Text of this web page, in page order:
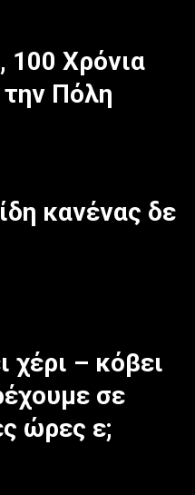
100 Χρόνια
την Πόλη
κανένας δε
χέρι – κόβει
σε
ώρες ε;